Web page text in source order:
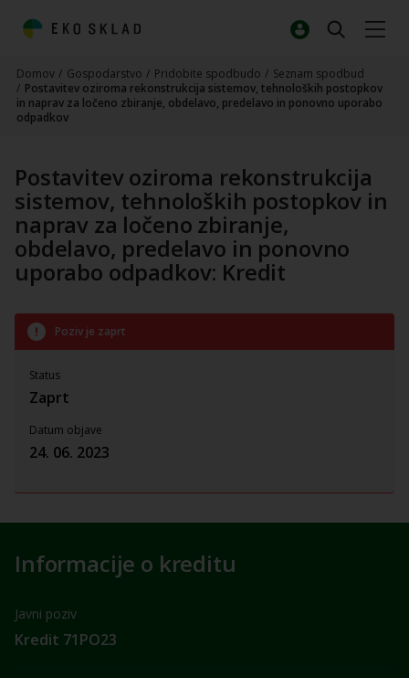
Domov / Gospodarstvo / Pridobite spodbudo / Seznam spodbud
/ Postavitev oziroma rekonstrukcija sistemov, tehnoloških postopkov
in naprav za ločeno zbiranje, obdelavo, predelavo in ponovno uporabo
odpadkov
Postavitev oziroma rekonstrukcija
sistemov, tehnoloških postopkov in
naprav za ločeno zbiranje,
obdelavo, predelavo in ponovno
uporabo odpadkov: Kredit
Informacije o kreditu
Javni poziv
Kredit 71PO23
Poziv je zaprt
Status
Zaprt
Datum objave
24. 06. 2023